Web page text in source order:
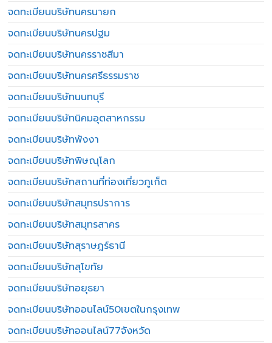
จดทะเบียนบริษัทนครนายก
จดทะเบียนบริษัทนครปฐม
จดทะเบียนบริษัทนครราชสีมา
จดทะเบียนบริษัทนครศรีธรรมราช
จดทะเบียนบริษัทนนทบุรี
จดทะเบียนบริษัทนิคมอุตสาหกรรม
จดทะเบียนบริษัทพังงา
จดทะเบียนบริษัทพิษณุโลก
จดทะเบียนบริษัทสถานที่ท่องเที่ยวภูเก็ต
จดทะเบียนบริษัทสมุทรปราการ
จดทะเบียนบริษัทสมุทรสาคร
จดทะเบียนบริษัทสุราษฎร์ธานี
จดทะเบียนบริษัทสุโขทัย
จดทะเบียนบริษัทอยุธยา
จดทะเบียนบริษัทออนไลน์50เขตในกรุงเทพ
จดทะเบียนบริษัทออนไลน์77จังหวัด